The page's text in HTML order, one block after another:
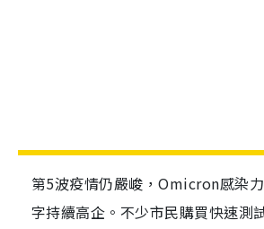
第5波疫情仍嚴峻，Omicron感染
字持續高企。不少市民購買快速測